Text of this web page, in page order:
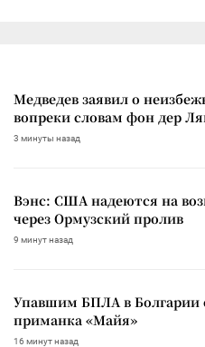
Медведев заявил о
вопреки словам фон дер
3 минуты назад
Вэнс: США надеются на
через Ормузский пролив
9 минут назад
Упавшим БПЛА в Болгарии
приманка «Майя»
16 минут назад